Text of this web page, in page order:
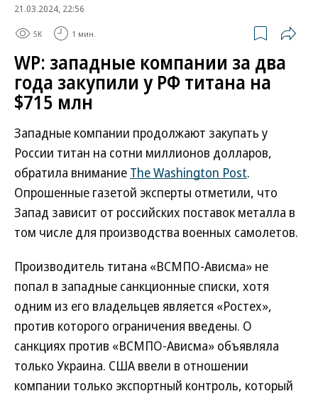
21.03.2024, 22:56
5K 1 мин.
WP: западные компании за два
года закупили у РФ титана на
$715 млн
Западные компании продолжают закупать у
России титан на сотни миллионов долларов,
обратила внимание The Washington Post.
Опрошенные газетой эксперты отметили, что
Запад зависит от российских поставок металла в
том числе для производства военных самолетов.
Производитель титана «ВСМПО-Ависма» не
попал в западные санкционные списки, хотя
одним из его владельцев является «Ростех»,
против которого ограничения введены. О
санкциях против «ВСМПО-Ависма» объявляла
только Украина. США ввели в отношении
компании только экспортный контроль, который